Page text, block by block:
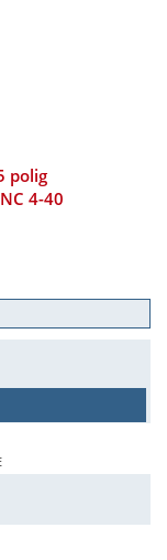
polig
4-40